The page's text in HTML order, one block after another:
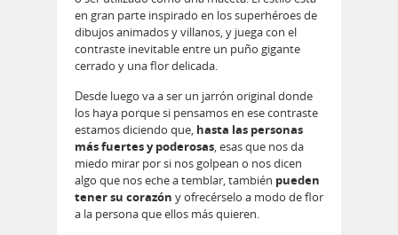
en gran parte inspirado en los superhéroes de
dibujos animados y villanos, y juega con el
contraste inevitable entre un puño gigante
cerrado y una flor delicada.
Desde luego va a ser un jarrón original donde
los haya porque si pensamos en ese contraste
estamos diciendo que, hasta las personas
más fuertes y poderosas, esas que nos da
miedo mirar por si nos golpean o nos dicen
algo que nos eche a temblar, también pueden
tener su corazón y ofrecérselo a modo de flor
a la persona que ellos más quieren.